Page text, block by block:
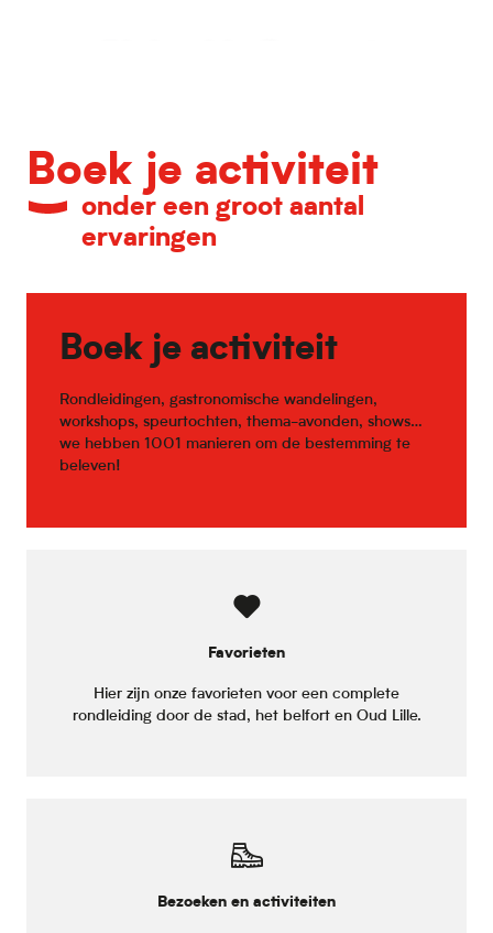
Boek je activiteit
onder een groot aantal
ervaringen
Boek je activiteit
Rondleidingen, gastronomische wandelingen,
workshops, speurtochten, thema-avonden, shows…
we hebben 1001 manieren om de bestemming te
beleven!
Favorieten
Hier zijn onze favorieten voor een complete
rondleiding door de stad, het belfort en Oud Lille.
Bezoeken en activiteiten